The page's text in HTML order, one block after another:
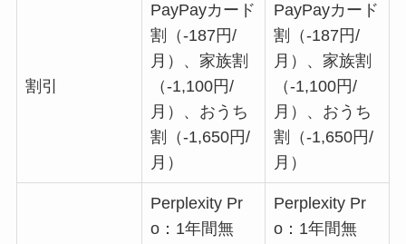
割引
PayPayカード
割（-187円/
月）、家族割
（-1,100円/
月）、おうち
割（-1,650円/
月）
PayPayカード
割（-187円/
月）、家族割
（-1,100円/
月）、おうち
割（-1,650円/
月）
Perplexity Pr
o：1年間無
Perplexity Pr
o：1年間無